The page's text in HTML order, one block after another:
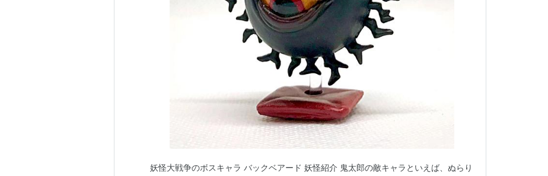
妖怪大戦争のボスキャラ バックベアード 妖怪紹介 鬼太郎の敵キャラといえば、ぬらり